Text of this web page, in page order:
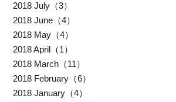
2018 July（3）
2018 June（4）
2018 May（4）
2018 April（1）
2018 March（11）
2018 February（6）
2018 January（4）